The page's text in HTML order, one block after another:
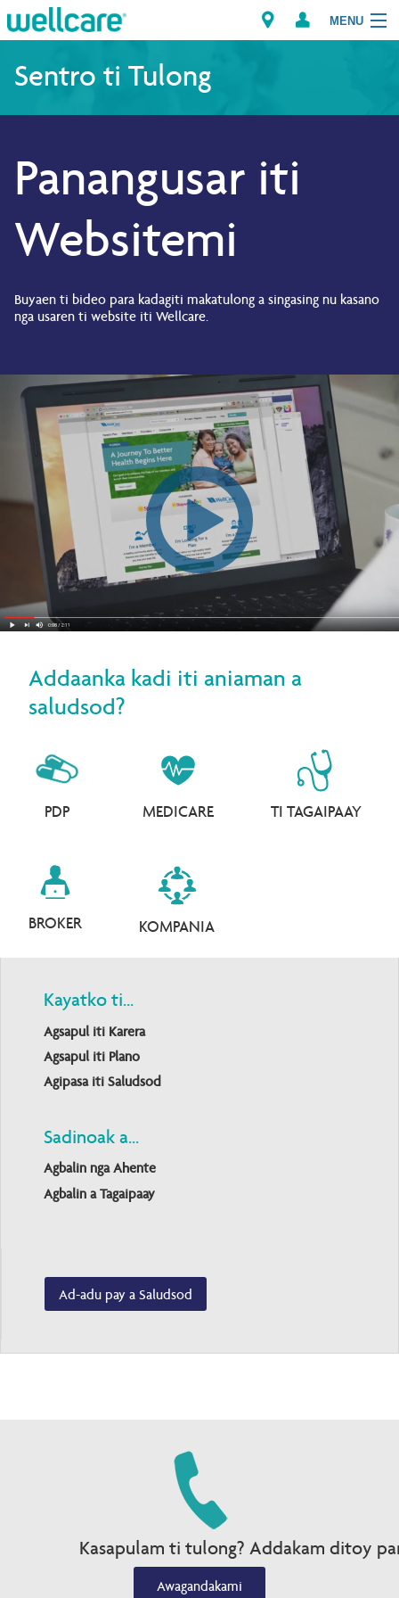
MENU
Explore Plans
Dagiti Kameng
Dagiti Tagaipaay
Sentro ti Tulong
Panangusar iti
Websitemi
Buyaen ti bideo para kadagiti makatulong a singasing nu kasano
nga usaren ti website iti Wellcare.
Addaanka kadi iti aniaman a
saludsod?
PDP MEDICARE TI TAGAIPAAY
BROKER KOMPANIA
Kayatko ti...
Agsapul iti Karera
Agsapul iti Plano
Agipasa iti Saludsod
Sadinoak a...
Agbalin nga Ahente
Agbalin a Tagaipaay
Ad-adu pay a Saludsod
Kasapulam ti tulong? Addakam ditoy
Awagandakami